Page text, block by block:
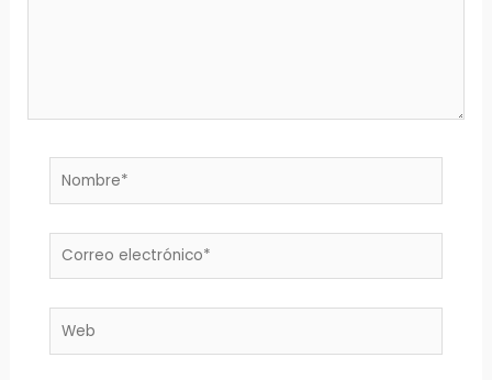
Nombre*
Correo
electrónico*
Web